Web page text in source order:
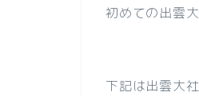
初めての出雲大
下記は出雲大